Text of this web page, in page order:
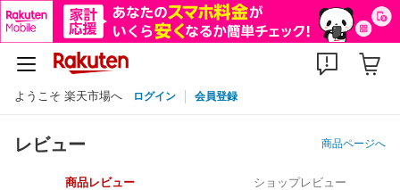
ようこそ 楽天市場へ ログイン 会員登録
レビュー 商品ページへ
商品レビュー ショップレビュー